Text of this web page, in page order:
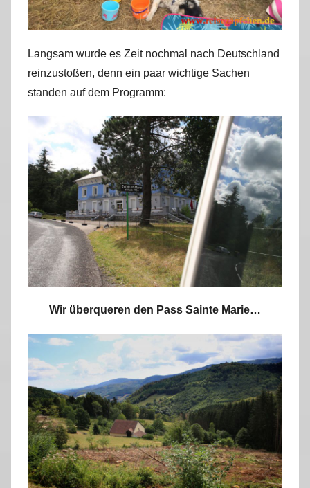
Langsam wurde es Zeit nochmal nach Deutschland
reinzustoßen, denn ein paar wichtige Sachen
standen auf dem Programm:
Wir überqueren den Pass Sainte Marie…